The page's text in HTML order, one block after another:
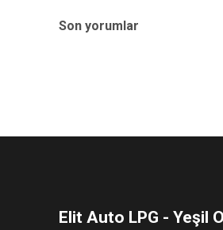
Son yorumlar
Elit Auto LPG - Yeşil